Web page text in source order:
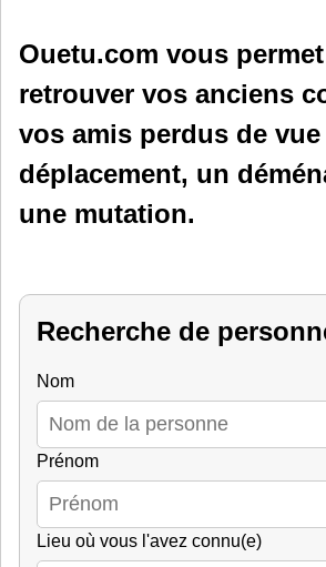
Ouetu.com vous
retrouver vos anciens
vos amis perdus de
déplacement, un
une mutation.
Recherche de
Nom
Prénom
Lieu où vous l'avez connu(e)